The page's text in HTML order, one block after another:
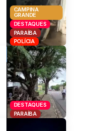
CAMPINA
GRANDE
DESTAQUES
PARAÍBA
POLÍCIA
DESTAQUES
PARAÍBA